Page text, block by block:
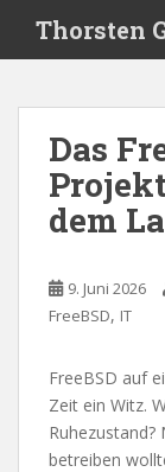
i
Thorsten
Das
dem
9. Juni 2026
FreeBSD, IT
FreeBSD auf
Zeit ein Witz.
betreiben